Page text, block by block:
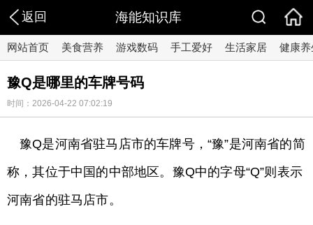
返回 海能知识库
网站首页 美食营养 游戏数码 手工爱好 生活家居 健康养
豫Q是哪里的车牌号码
时间：2026-04-22 07:02:19
豫Q是河南省驻马店市的车牌号，“豫”是河南省的简
称，其位于中国的中部地区。豫Q中的字母“Q”则表示
河南省的驻马店市。